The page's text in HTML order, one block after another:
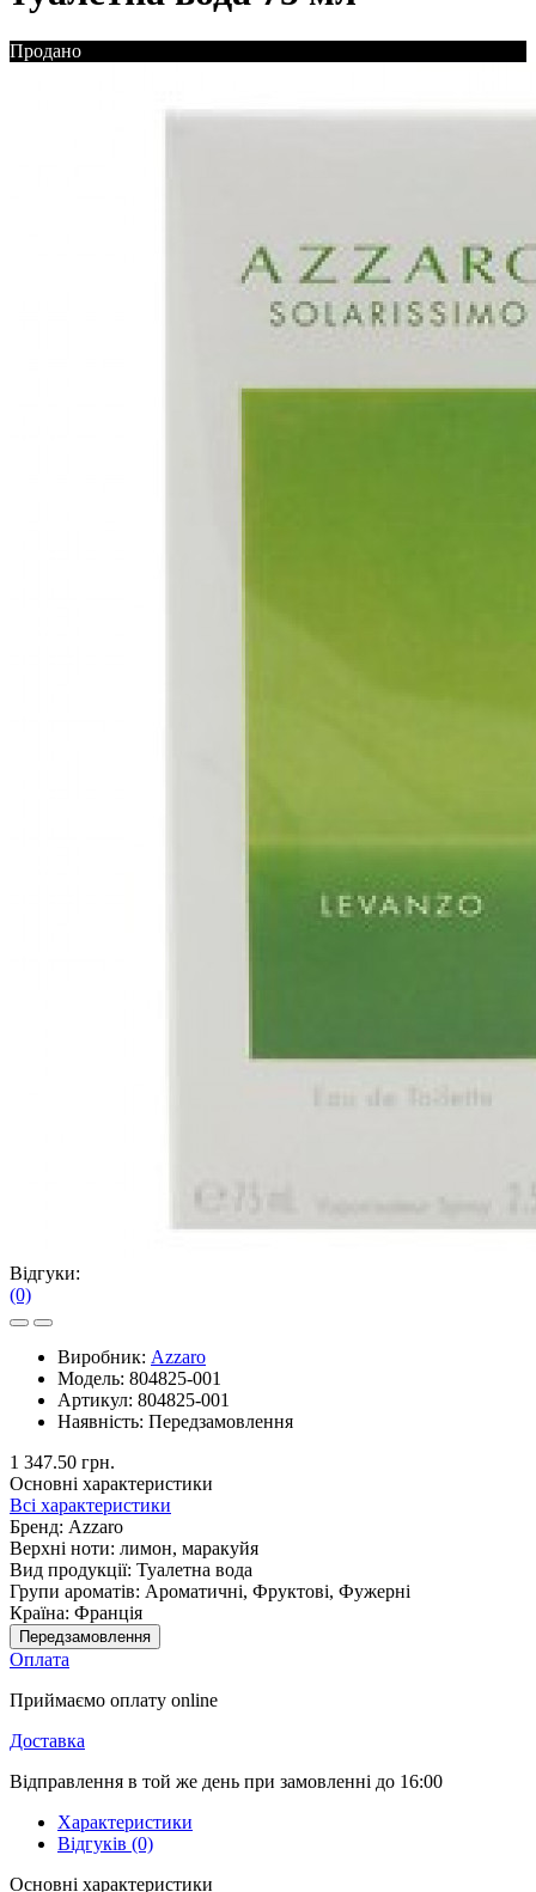
Продано
Відгуки:
(0)
Виробник: Azzaro
Модель: 804825-001
Артикул: 804825-001
Наявність: Передзамовлення
1 347.50 грн.
Основні характеристики
Всі характеристики
Бренд: Azzaro
Верхні ноти: лимон, маракуйя
Вид продукції: Туалетна вода
Групи ароматів: Ароматичні, Фруктові, Фужерні
Країна: Франція
Передзамовлення
Оплата
Приймаємо оплату online
Доставка
Відправлення в той же день при замовленні до 16:00
Характеристики
Відгуків (0)
Основні характеристики